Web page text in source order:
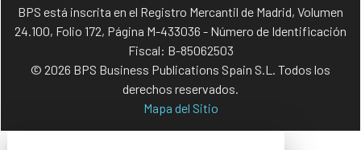
BPS está inscrita en el Registro Mercantil de Madrid, Volumen
24.100, Folio 172, Página M-433036 - Número de Identificación
Fiscal: B-85062503
© 2026 BPS Business Publications Spain S.L. Todos los
derechos reservados.
Mapa del Sitio